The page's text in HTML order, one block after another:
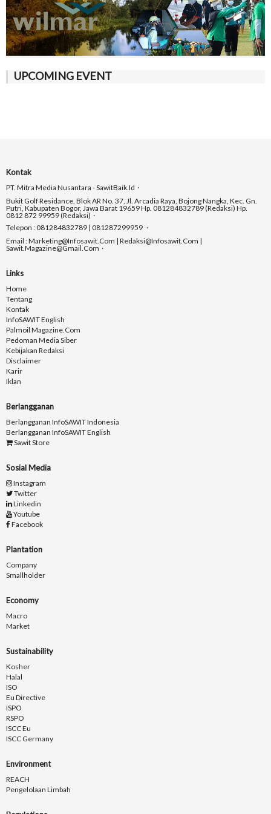
UPCOMING EVENT
Kontak
PT. Mitra Media Nusantara - SawitBaik.id
Bukit Golf Residance, Blok AR No. 37, Jl. Arcadia Raya, Bojong Nangka, Kec. Gn.
Putri, Kabupaten Bogor, Jawa Barat 19659 Hp. 081284832789 (Redaksi) Hp.
0812 872 99959 (Redaksi)
Telepon : 081284832789 | 081287299959
Email : Marketing@infosawit.com | Redaksi@infosawit.com |
Sawit.magazine@gmail.com
Links
Home
Tentang
Kontak
InfoSAWIT English
Palmoil Magazine.com
Pedoman Media Siber
Kebijakan Redaksi
Disclaimer
Karir
Iklan
Berlangganan
Berlangganan InfoSAWIT Indonesia
Berlangganan InfoSAWIT English
Sawit Store
Sosial Media
Instagram
Twitter
Linkedin
Youtube
Facebook
Plantation
Company
Smallholder
Economy
Macro
Market
Sustainability
Kosher
Halal
ISO
Eu Directive
ISPO
RSPO
ISCC Eu
ISCC Germany
Environment
REACH
Pengelolaan Limbah